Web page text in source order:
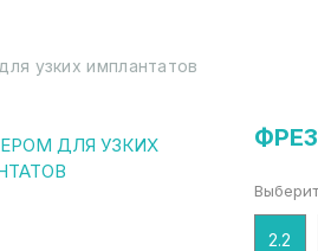
узких имплантатов
2.2